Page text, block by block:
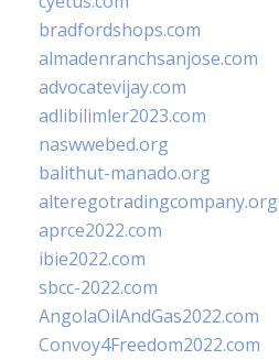
bradfordshops.com
almadenranchsanjose.com
advocatevijay.com
adlibilimler2023.com
naswwebed.org
balithut-manado.org
alteregotradingcompany.org
aprce2022.com
ibie2022.com
sbcc-2022.com
AngolaOilAndGas2022.com
Convoy4Freedom2022.com